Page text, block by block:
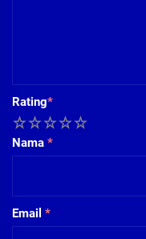
Rating*
5
4
3
2
Nama *
Email *